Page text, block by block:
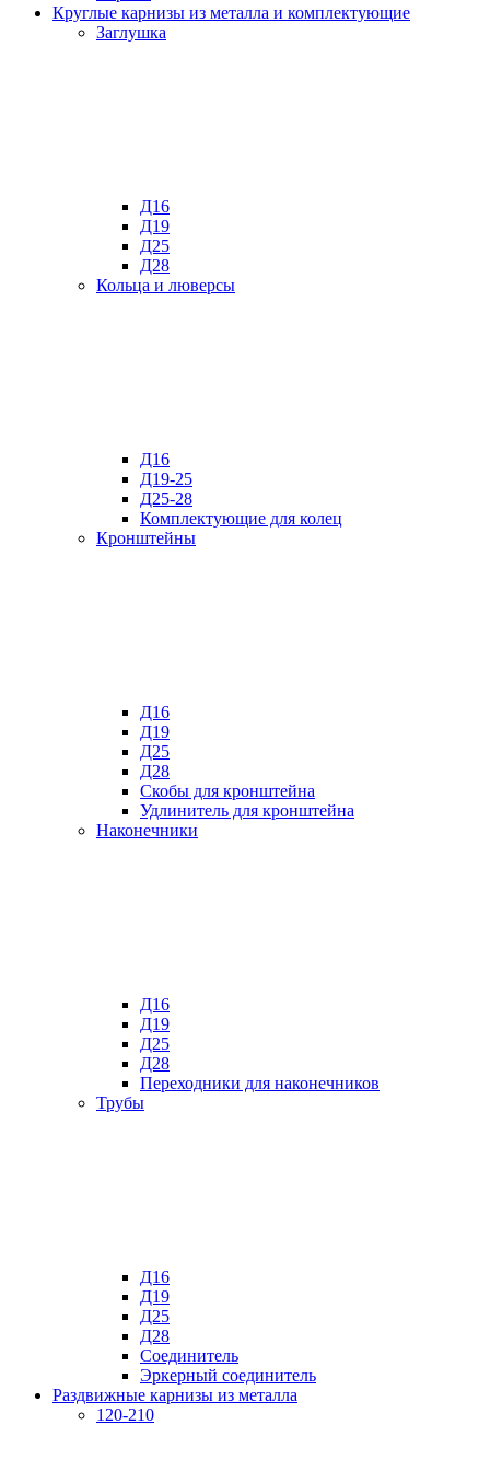
Круглые карнизы из металла и комплектующие
Заглушка
Д16
Д19
Д25
Д28
Кольца и люверсы
Д16
Д19-25
Д25-28
Комплектующие для колец
Кронштейны
Д16
Д19
Д25
Д28
Скобы для кронштейна
Удлинитель для кронштейна
Наконечники
Д16
Д19
Д25
Д28
Переходники для наконечников
Трубы
Д16
Д19
Д25
Д28
Соединитель
Эркерный соединитель
Раздвижные карнизы из металла
120-210